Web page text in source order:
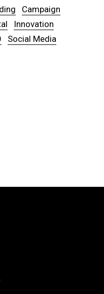
Campaign
Innovation
Social Media